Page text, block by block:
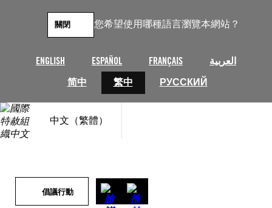
您希望使用哪種語言瀏覽本網站？
ENGLISH ESPAÑOL FRANÇAIS
العربية
简中
繁中 РУССКИЙ
關閉
中文（繁體）
倡議行動